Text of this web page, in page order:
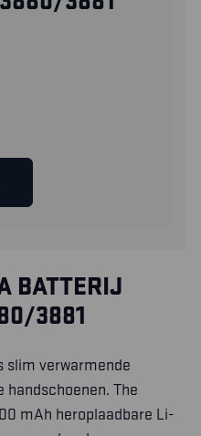
BATTERIJ
3881
slim verwarmende
handschoenen. The
mAh heroplaadbare Li-